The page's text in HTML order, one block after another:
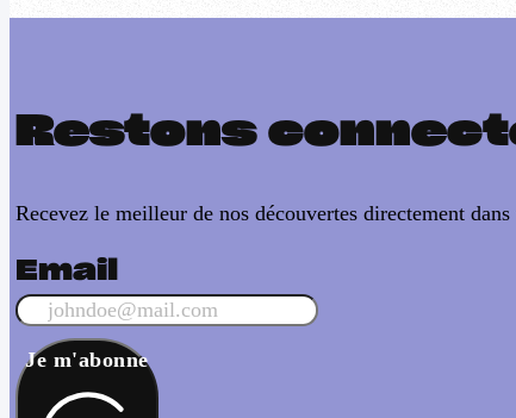
Restons
Recevez le meilleur de nos découvertes directement
Email
Je m'abonne